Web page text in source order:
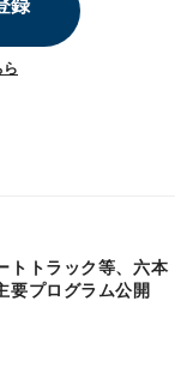
録
ら
トトラック等、六本
要プログラム公開